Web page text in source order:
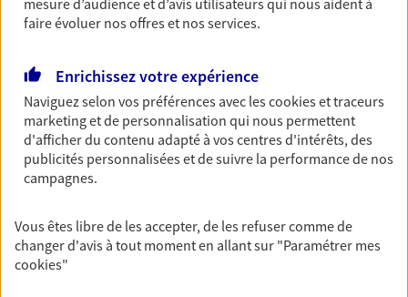
vie
Achat immobilier, installation, départ à la retraite…
Autant de moments de vie qui nécessitent des solutions
d'assurance et d'épargne. Recevez un conseil d'expert
cohérent avec vos besoins
Vous aider à constituer une
épargne
mesure d’audience et d’avis utilisateurs qui nous aident à
faire évoluer nos offres et nos services.
Enrichissez votre expérience
Naviguez selon vos préférences avec lescookies et traceurs
marketing et de personnalisation qui nous permettent
d'afficher du contenu adapté à vos centres d'intérêts, des
publicités personnalisées et de suivre la performance de nos
campagnes.
Vous êtes libre de les accepter, de les refuser comme de
changer d'avis à tout moment en allant sur "Paramétrer mes
cookies"